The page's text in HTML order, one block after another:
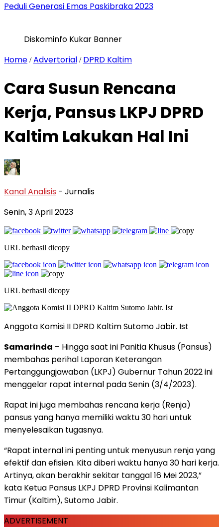
Peduli Generasi Emas Paskibraka 2023
Diskominfo Kukar Banner
Home /Advertorial / DPRD Kaltim
Cara Susun Rencana
Kerja, Pansus LKPJ DPRD
Kaltim Lakukan Hal Ini
Kanal Analisis - Jurnalis
Senin, 3 April 2023
URL berhasil dicopy
URL berhasil dicopy
Anggota Komisi II DPRD Kaltim Sutomo Jabir. Ist
Samarinda – Hingga saat ini Panitia Khusus (Pansus)
membahas perihal Laporan Keterangan
Pertanggungjawaban (LKPJ) Gubernur Tahun 2022 ini
menggelar rapat internal pada Senin (3/4/2023).
Rapat ini juga membahas rencana kerja (Renja)
pansus yang hanya memiliki waktu 30 hari untuk
menyelesaikan tugasnya.
“Rapat internal ini penting untuk menyusun renja yang
efektif dan efisien. Kita diberi waktu hanya 30 hari kerja.
Artinya, akan berakhir sekitar tanggal 16 Mei 2023,”
kata Ketua Pansus LKPJ DPRD Provinsi Kalimantan
Timur (Kaltim), Sutomo Jabir.
ADVERTISEMENT